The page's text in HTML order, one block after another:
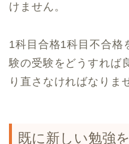
けません。
1科目合格1科目不合格
験の受験をどうすれば
り直さなければなりま
既に新しい勉強